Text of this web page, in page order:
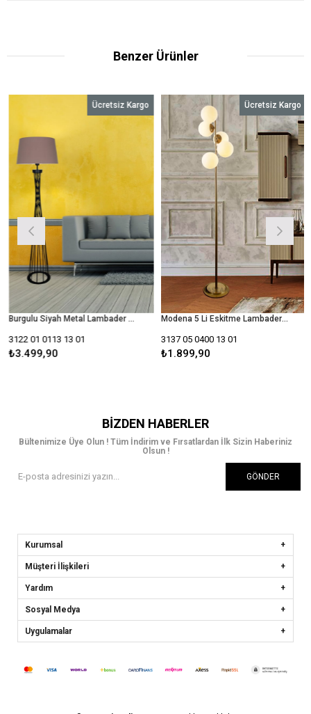
Benzer Ürünler
Burgulu Siyah Metal Lambader Gri Konik Şapka , Oturma Odası ,Yatak Odası , Salon Lambader
3122 01 0113 13 01
₺3.499,90
Ücretsiz Kargo
Modena 5 Li Eskitme Lambader-Beyaz Camlı
3137 05 0400 13 01
₺1.899,90
Ücretsiz Kargo
BIZDEN HABERLER
Bültenimize Üye Olun ! Tüm İndirim ve Fırsatlardan İlk Sizin Haberiniz
Olsun !
GÖNDER
Kurumsal
Müşteri İlişkileri
Yardım
Sosyal Medya
Uygulamalar